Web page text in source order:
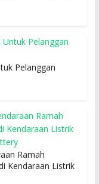
Pelanggan
Ramah
Kendaraan Listrik